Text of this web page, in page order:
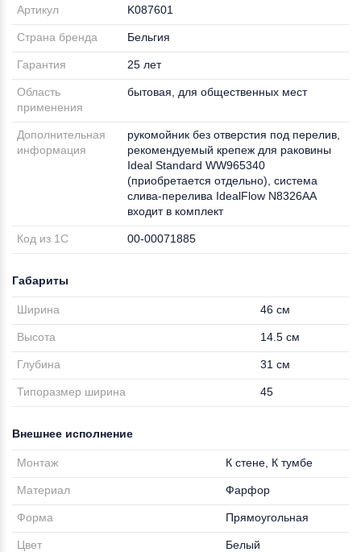
Артикул K087601
Страна бренда Бельгия
Гарантия 25 лет
Область
применения
бытовая, для общественных мест
Дополнительная
информация
рукомойник без отверстия под перелив,
рекомендуемый крепеж для раковины
Ideal Standard WW965340
(приобретается отдельно), система
слива-перелива IdealFlow N8326AA
входит в комплект
Код из 1С 00-00071885
Габариты
Ширина 46 см
Высота 14.5 см
Глубина 31 см
Типоразмер ширина 45
Внешнее исполнение
Монтаж К стене, К тумбе
Материал Фарфор
Форма Прямоугольная
Цвет Белый